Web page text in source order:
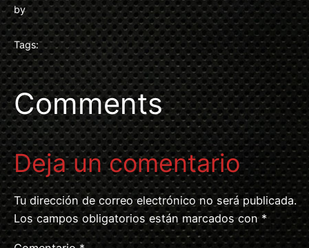
by
Tags:
Comments
Deja un comentario
Tu dirección de correo electrónico no será publicada.
Los campos obligatorios están marcados con *